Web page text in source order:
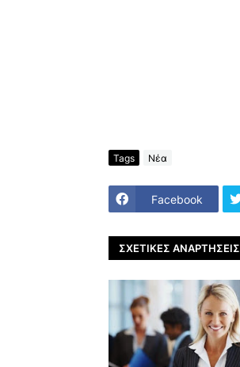
Tags Νέα
Facebook
ΣΧΕΤΙΚΈΣ ΑΝΑΡΤΉΣΕΙΣ